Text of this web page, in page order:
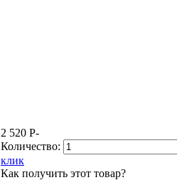
2 520 P-
Количество:
клик
Как получить этот товар?